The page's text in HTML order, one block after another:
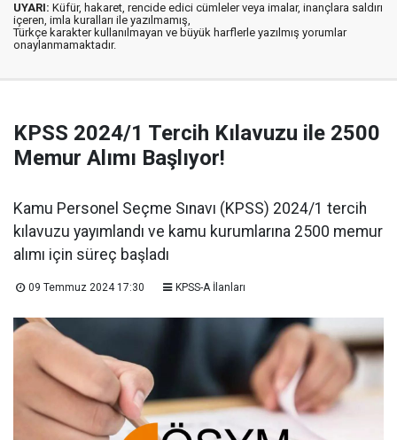
UYARI: Küfür, hakaret, rencide edici cümleler veya imalar, inançlara saldırı
içeren, imla kuralları ile yazılmamış,
Türkçe karakter kullanılmayan ve büyük harflerle yazılmış yorumlar
onaylanmamaktadır.
KPSS 2024/1 Tercih Kılavuzu ile 2500
Memur Alımı Başlıyor!
Kamu Personel Seçme Sınavı (KPSS) 2024/1 tercih
kılavuzu yayımlandı ve kamu kurumlarına 2500 memur
alımı için süreç başladı
09 Temmuz 2024 17:30 KPSS-A İlanları